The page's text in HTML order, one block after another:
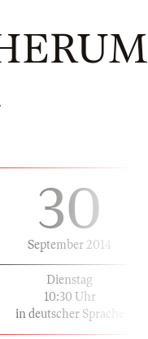
30
September 2014
Dienstag
10:30 Uhr
in deutscher Sprache